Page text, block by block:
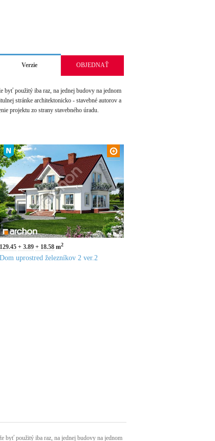
Verzie OBJEDNAŤ
byť použitý iba raz, na jednej budovy na jednom
stránke architektonicko - stavebné autorov a
projektu zo strany stavebného úradu.
129.45 3.89 18.58 m2
Dom uprostred železníkov 2 ver.2
byť použitý iba raz, na jednej budovy na jednom